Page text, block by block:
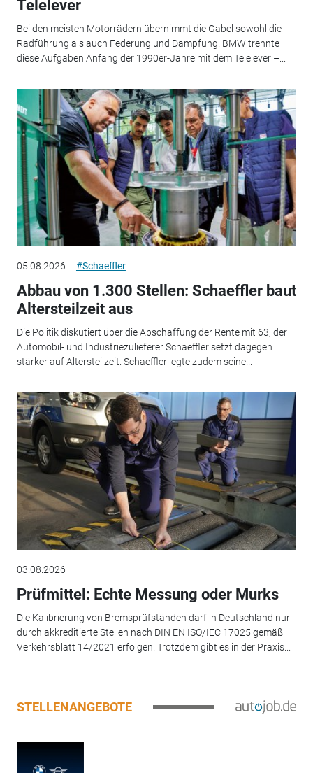
Telelever
Bei den meisten Motorrädern übernimmt die Gabel sowohl die
Radführung als auch Federung und Dämpfung. BMW trennte
diese Aufgaben Anfang der 1990er-Jahre mit dem Telelever –...
05.08.2026 #Schaeffler
Abbau von 1.300 Stellen: Schaeffler baut
Altersteilzeit aus
Die Politik diskutiert über die Abschaffung der Rente mit 63, der
Automobil- und Industriezulieferer Schaeffler setzt dagegen
stärker auf Altersteilzeit. Schaeffler legte zudem seine...
03.08.2026
Prüfmittel: Echte Messung oder Murks
Die Kalibrierung von Bremsprüfständen darf in Deutschland nur
durch akkreditierte Stellen nach DIN EN ISO/IEC 17025 gemäß
Verkehrsblatt 14/2021 erfolgen. Trotzdem gibt es in der Praxis...
STELLENANGEBOTE